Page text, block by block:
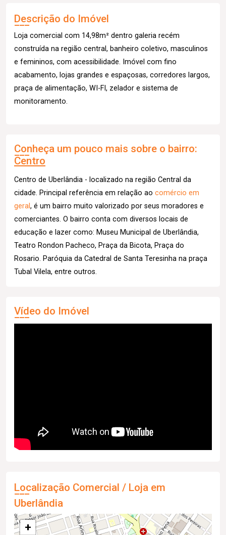
Descrição do Imóvel
Loja comercial com 14,98m² dentro galeria recém
construída na região central, banheiro coletivo, masculinos
e femininos, com acessibilidade. Imóvel com fino
acabamento, lojas grandes e espaçosas, corredores largos,
praça de alimentação, WI-FI, zelador e sistema de
monitoramento.
Conheça um pouco mais sobre o bairro:
Centro
Centro de Uberlândia - localizado na região Central da
cidade. Principal referência em relação ao comércio em
geral, é um bairro muito valorizado por seus moradores e
comerciantes. O bairro conta com diversos locais de
educação e lazer como: Museu Municipal de Uberlândia,
Teatro Rondon Pacheco, Praça da Bicota, Praça do
Rosario. Paróquia da Catedral de Santa Teresinha na praça
Tubal Vilela, entre outros.
Vídeo do Imóvel
Localização Comercial / Loja em
Uberlândia
+